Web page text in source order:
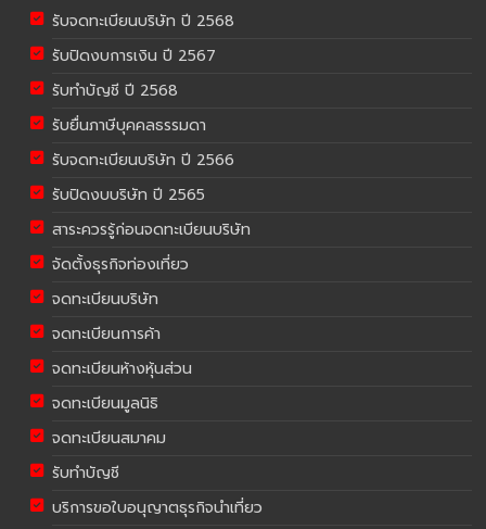
รับจดทะเบียนบริษัท ปี 2568
รับปิดงบการเงิน ปี 2567
รับทำบัญชี ปี 2568
รับยื่นภาษีบุคคลธรรมดา
รับจดทะเบียนบริษัท ปี 2566
รับปิดงบบริษัท ปี 2565
สาระควรรู้ก่อนจดทะเบียนบริษัท
จัดตั้งธุรกิจท่องเที่ยว
จดทะเบียนบริษัท
จดทะเบียนการค้า
จดทะเบียนห้างหุ้นส่วน
จดทะเบียนมูลนิธิ
จดทะเบียนสมาคม
รับทำบัญชี
บริการขอใบอนุญาตธุรกิจนำเที่ยว